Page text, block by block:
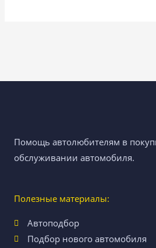
Помощь автолюбителям в
обслуживании автомобиля.
Полезные материалы:
Автоподбор
Подбор нового автомобиля